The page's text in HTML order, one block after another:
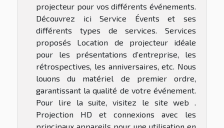
projecteur pour vos différents événements.
Découvrez ici Service Évents et ses
différents types de services. Services
proposés Location de projecteur idéale
pour les présentations d’entreprise, les
rétrospectives, les anniversaires, etc. Nous
louons du matériel de premier ordre,
garantissant la qualité de votre événement.
Pour lire la suite, visitez le site web .
Projection HD et connexions avec les